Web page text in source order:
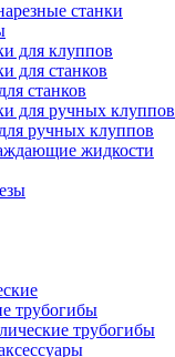
станки
для клуппов
для станков
станков
для ручных клуппов
ручных клуппов
жидкости
трубогибы
трубогибы